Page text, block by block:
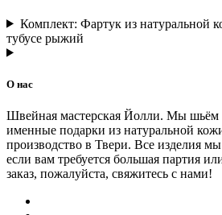
Комплект: Фартук из натуральной
тубусе рыжий
О нас
Швейная мастерская Йолли. Мы шьём
именные подарки из натуральной
производство в Твери. Все изделия
если вам требуется большая партия
заказ, пожалуйста, свяжитесь с нами!